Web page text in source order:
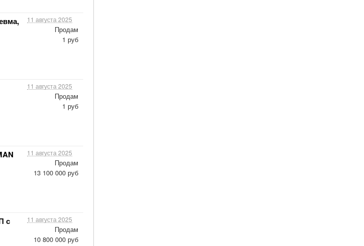
11 августа 2025
Продам
1 руб
11 августа 2025
Продам
1 руб
11 августа 2025
Продам
13 100 000 руб
с
11 августа 2025
Продам
10 800 000 руб